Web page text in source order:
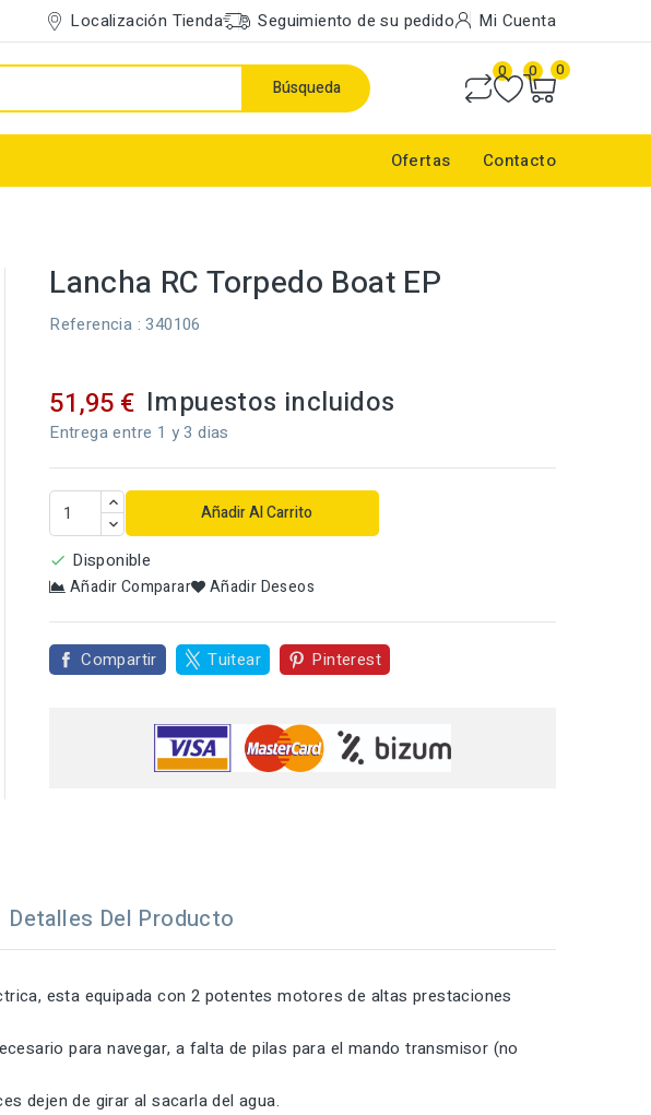
Localización Tienda Seguimiento de su pedido Mi Cuenta
Búsqueda
0 0 0
Ofertas Contacto
Lancha RC Torpedo Boat EP
Referencia : 340106
51,95 € Impuestos incluidos
Entrega entre 1 y 3 dias
Añadir Al Carrito
 Disponible
Añadir Comparar Añadir Deseos
Compartir Tuitear Pinterest
Detalles Del Producto
esta equipada con 2 potentes motores de altas prestaciones
para navegar, a falta de pilas para el mando transmisor (no
dejen de girar al sacarla del agua.